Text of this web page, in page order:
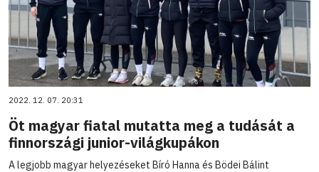
2022. 12. 07. 20:31
Öt magyar fiatal mutatta meg a tudását a
finnországi junior-világkupákon
A legjobb magyar helyezéseket Bíró Hanna és Bödei Bálint